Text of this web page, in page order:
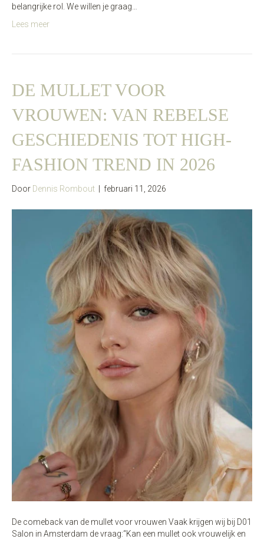
belangrijke rol. We willen je graag…
Lees meer
DE MULLET VOOR
VROUWEN: VAN REBELSE
GESCHIEDENIS TOT HIGH-
FASHION TREND IN 2026
Door Dennis Rombout februari 11, 2026
De comeback van de mullet voor vrouwen Vaak krijgen wij bij D01
Salon in Amsterdam de vraag:“Kan een mullet ook vrouwelijk en